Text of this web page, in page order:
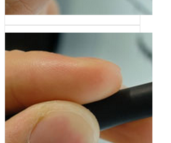
Исследование на
полиграфе: научная
основа и
практическое